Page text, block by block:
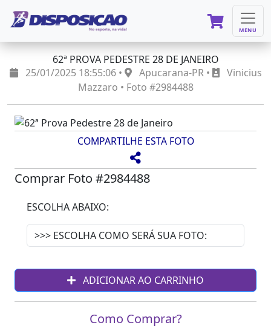
MENU
62ª PROVA PEDESTRE 28 DE JANEIRO
25/01/2025 18:55:06 •
Apucarana-PR •
Vinicius
Mazzaro • Foto #2984488
COMPARTILHE ESTA FOTO
Comprar Foto #2984488
ESCOLHA ABAIXO:
ADICIONAR AO CARRINHO
Como Comprar?